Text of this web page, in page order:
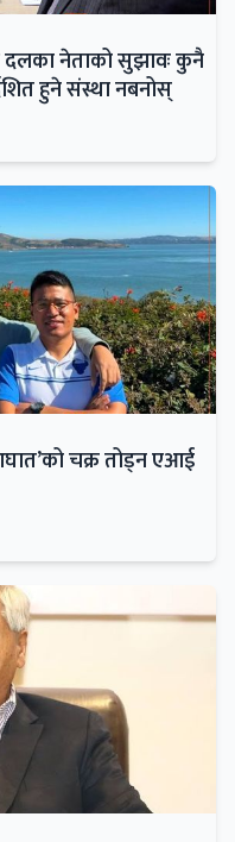
दलका नेताको सुझावः कुनै
हुने संस्था नबनोस्
चक्र तोड्न एआई